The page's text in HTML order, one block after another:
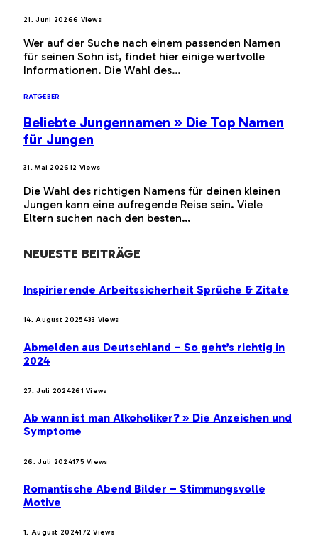
21. Juni 20266 Views
Wer auf der Suche nach einem passenden Namen
für seinen Sohn ist, findet hier einige wertvolle
Informationen. Die Wahl des…
RATGEBER
Beliebte Jungennamen » Die Top Namen
für Jungen
31. Mai 202612 Views
Die Wahl des richtigen Namens für deinen kleinen
Jungen kann eine aufregende Reise sein. Viele
Eltern suchen nach den besten…
NEUESTE BEITRÄGE
Inspirierende Arbeitssicherheit Sprüche & Zitate
14. August 2025433 Views
Abmelden aus Deutschland – So geht’s richtig in
2024
27. Juli 2024261Views
Ab wann ist man Alkoholiker? » Die Anzeichen und
Symptome
26. Juli 2024175Views
Romantische Abend Bilder – Stimmungsvolle
Motive
1. August 2024172Views